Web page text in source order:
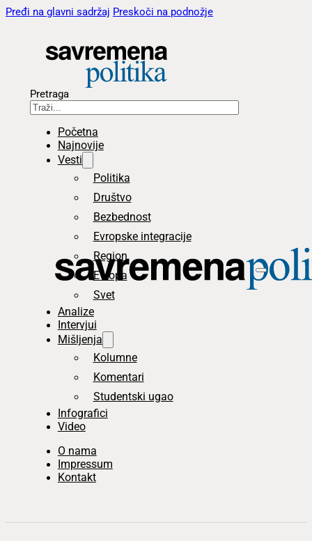
Pređi na glavni sadržaj Preskoči na podnožje
Pretraga
Početna
Najnovije
Vesti
Politika
Društvo
Bezbednost
Evropske integracije
Region
Evropa
Svet
Analize
Intervjui
Mišljenja
Kolumne
Komentari
Studentski ugao
Infografici
Video
O nama
Impressum
Kontakt